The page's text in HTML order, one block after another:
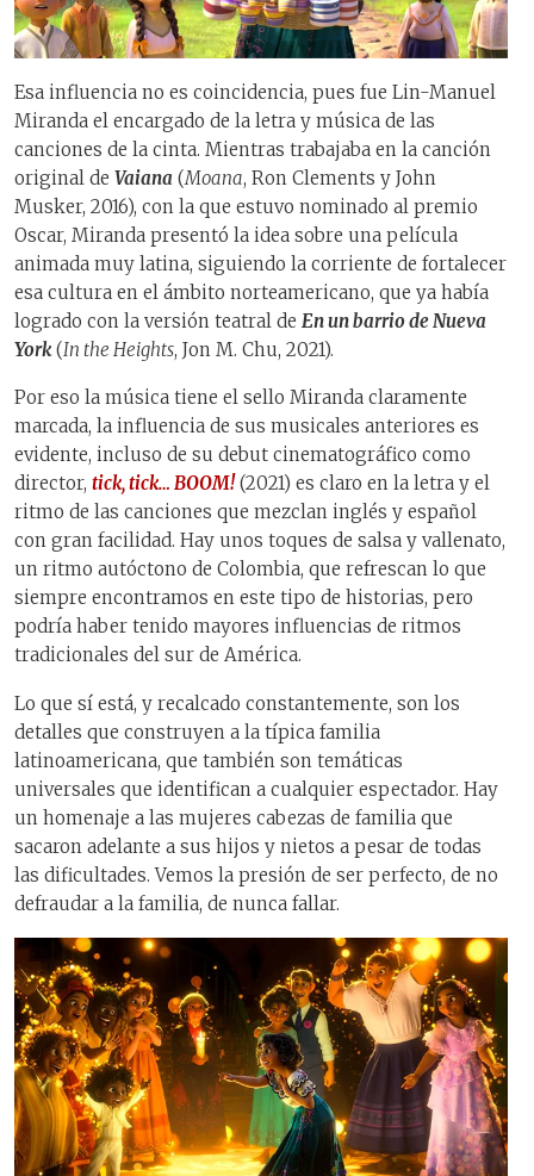
Esa influencia no es coincidencia, pues fue Lin-Manuel
Miranda el encargado de la letra y música de las
canciones de la cinta. Mientras trabajaba en la canción
original de Vaiana (Moana, Ron Clements y John
Musker, 2016), con la que estuvo nominado al premio
Oscar, Miranda presentó la idea sobre una película
animada muy latina, siguiendo la corriente de fortalecer
esa cultura en el ámbito norteamericano, que ya había
logrado con la versión teatral de En un barrio de Nueva
York(In the Heights, Jon M. Chu, 2021).
Por eso la música tiene el sello Miranda claramente
marcada, la influencia de sus musicales anteriores es
evidente, incluso de su debut cinematográfico como
director, tick, tick… BOOM!(2021) es claro en la letra y el
ritmo de las canciones que mezclan inglés y español
con gran facilidad. Hay unos toques de salsa y vallenato,
un ritmo autóctono de Colombia, que refrescan lo que
siempre encontramos en este tipo de historias, pero
podría haber tenido mayores influencias de ritmos
tradicionales del sur de América.
Lo que sí está, y recalcado constantemente, son los
detalles que construyen a la típica familia
latinoamericana, que también son temáticas
universales que identifican a cualquier espectador. Hay
un homenaje a las mujeres cabezas de familia que
sacaron adelante a sus hijos y nietos a pesar de todas
las dificultades. Vemos la presión de ser perfecto, de no
defraudar a la familia, de nunca fallar.